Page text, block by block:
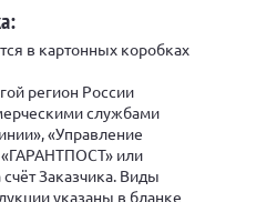
в картонных коробках
регион России
службами
«Управление
«ГАРАНТПОСТ» или
Заказчика. Виды
указаны в бланке